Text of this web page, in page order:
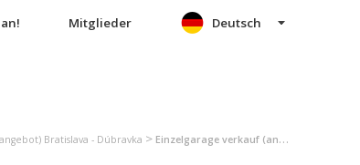
Mitglieder Deutsch
Bratislava - Dúbravka > Einzelgarage verkauf (angebot) Bratislava - Dúbravka